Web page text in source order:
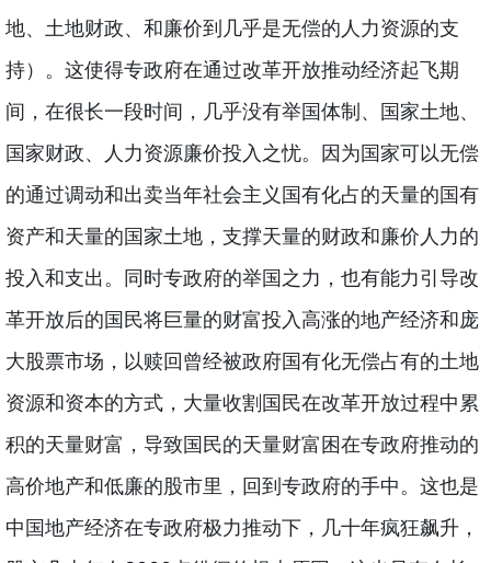
地、土地财政、和廉价到几乎是无偿的人力资源的支
持）。这使得专政府在通过改革开放推动经济起飞期
间，在很长一段时间，几乎没有举国体制、国家土地、
国家财政、人力资源廉价投入之忧。因为国家可以无偿
的通过调动和出卖当年社会主义国有化占的天量的国有
资产和天量的国家土地，支撑天量的财政和廉价人力的
投入和支出。同时专政府的举国之力，也有能力引导改
革开放后的国民将巨量的财富投入高涨的地产经济和庞
大股票市场，以赎回曾经被政府国有化无偿占有的土地
资源和资本的方式，大量收割国民在改革开放过程中累
积的天量财富，导致国民的天量财富困在专政府推动的
高价地产和低廉的股市里，回到专政府的手中。这也是
中国地产经济在专政府极力推动下，几十年疯狂飙升，